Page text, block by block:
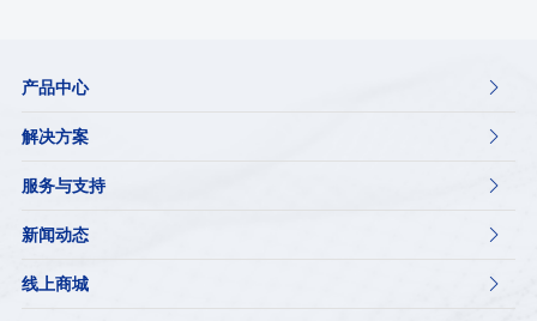
产品中心 
解决方案 
服务与支持 
新闻动态 
线上商城 